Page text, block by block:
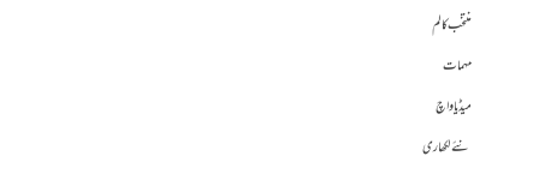
منتخب کالم
مہمات
میڈیا واچ
نئے لکھاری